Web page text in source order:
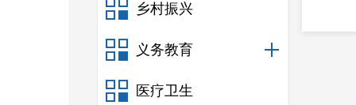
乡村振兴
义务教育
医疗卫生